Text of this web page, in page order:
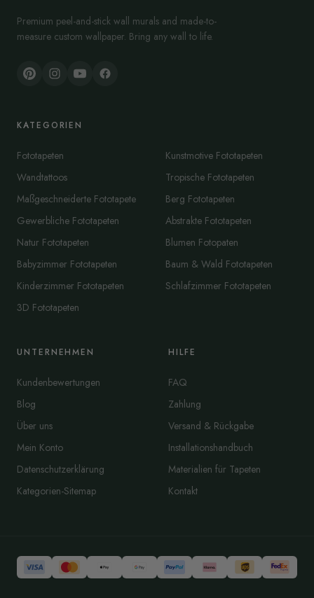
Premium peel-and-stick wall murals and made-to-
measure custom wallpaper. Bring any wall to life.
KATEGORIEN
Fototapeten
Wandtattoos
Maßgeschneiderte Fototapete
Gewerbliche Fototapeten
Natur Fototapeten
Babyzimmer Fototapeten
Kinderzimmer Fototapeten
3D Fototapeten
Kunstmotive Fototapeten
Tropische Fototapeten
Berg Fototapeten
Abstrakte Fototapeten
Blumen Fotopaten
Baum & Wald Fototapeten
Schlafzimmer Fototapeten
UNTERNEHMEN
Kundenbewertungen
Blog
Über uns
Mein Konto
Datenschutzerklärung
Kategorien-Sitemap
HILFE
FAQ
Zahlung
Versand & Rückgabe
Installationshandbuch
Materialien für Tapeten
Kontakt